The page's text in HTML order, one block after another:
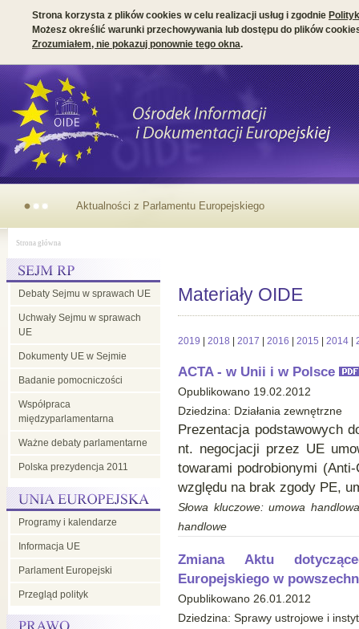
Strona korzysta z plików cookies w celu realizacji usług i zgodnie
Możesz określić warunki przechowywania lub dostępu do plików
Zrozumiałem, nie pokazuj ponownie tego okna.
Aktualności z Parlamentu Europejskiego
Strona główna
Debaty Sejmu w sprawach UE
Uchwały Sejmu w sprawach
UE
Dokumenty UE w Sejmie
Badanie pomocniczości
Współpraca
międzyparlamentarna
Ważne debaty parlamentarne
Polska prezydencja 2011
Programy i kalendarze
Informacja UE
Parlament Europejski
Przegląd polityk
Materiały OIDE
2019 2018 2017 2016 2015 2014
ACTA - w Unii i w Polsce
Opublikowano 19.02.2012
Dziedzina: Działania zewnętrzne
Prezentacja podstawowych
nt. negocjacji przez UE
towarami podrobionymi
względu na brak zgody PE,
Słowa kluczowe: umowa
handlowe
Zmiana Aktu
Europejskiego w
Opublikowano 26.01.2012
Dziedzina: Sprawy ustrojowe i